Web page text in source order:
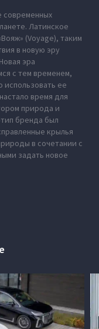
современных
Латинское
(Voyage), таким
в новую эру
эра
с тем временем,
использовать ее
время для
природа и
бренда был
крылья
в сочетании с
задать новое